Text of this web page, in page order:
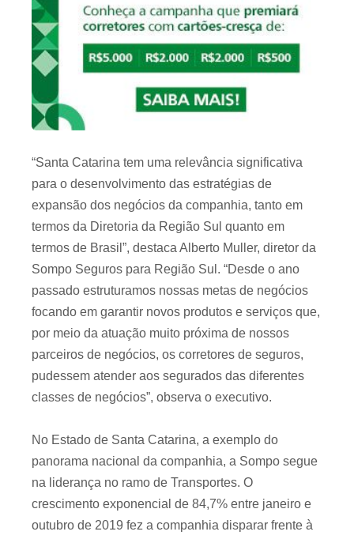
“Santa Catarina tem uma relevância significativa
para o desenvolvimento das estratégias de
expansão dos negócios da companhia, tanto em
termos da Diretoria da Região Sul quanto em
termos de Brasil”, destaca Alberto Muller, diretor da
Sompo Seguros para Região Sul. “Desde o ano
passado estruturamos nossas metas de negócios
focando em garantir novos produtos e serviços que,
por meio da atuação muito próxima de nossos
parceiros de negócios, os corretores de seguros,
pudessem atender aos segurados das diferentes
classes de negócios”, observa o executivo.
No Estado de Santa Catarina, a exemplo do
panorama nacional da companhia, a Sompo segue
na liderança no ramo de Transportes. O
crescimento exponencial de 84,7% entre janeiro e
outubro de 2019 fez a companhia disparar frente à